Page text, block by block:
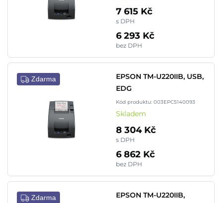
7 615 Kč
s DPH
6 293 Kč
bez DPH
Zdarma
EPSON TM-U220IIB, USB,
EDG
Kód produktu: 003EPC5140093
Skladem
8 304 Kč
s DPH
6 862 Kč
bez DPH
Zdarma
EPSON TM-U220IIB,